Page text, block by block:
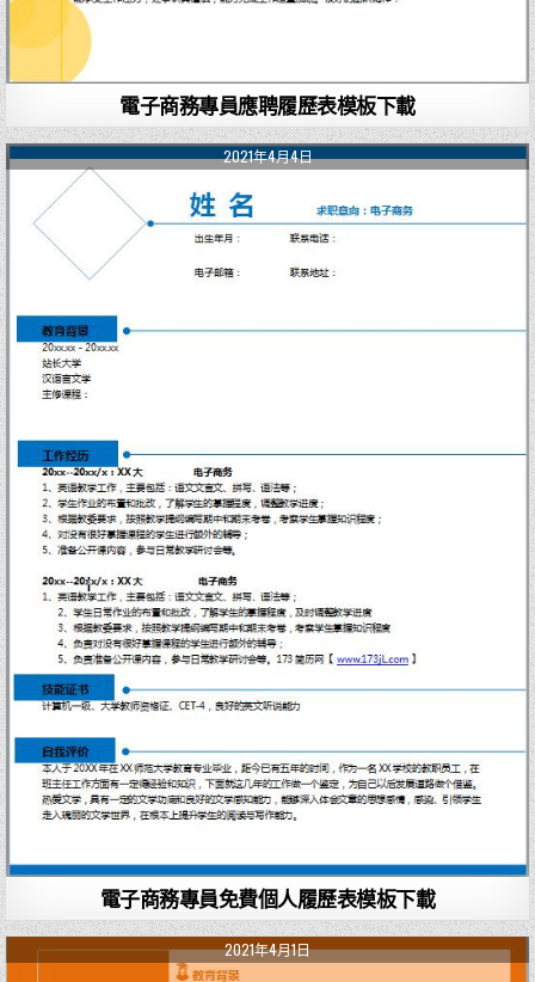
電子商務專員應聘履歷表模板下載
2021年4月4日
電子商務專員免費個人履歷表模板下載
2021年4月1日